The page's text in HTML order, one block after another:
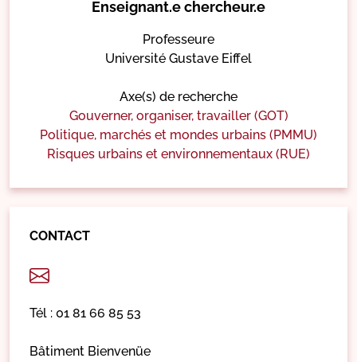
Enseignant.e chercheur.e
Professeure
Université Gustave Eiffel
Axe(s) de recherche
Gouverner, organiser, travailler (GOT)
Politique, marchés et mondes urbains (PMMU)
Risques urbains et environnementaux (RUE)
CONTACT
Tél : 01 81 66 85 53
Bâtiment Bienvenüe